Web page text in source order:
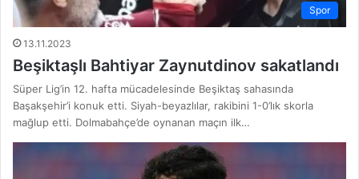
Spor
13.11.2023
Beşiktaşlı Bahtiyar Zaynutdinov sakatlandı
Süper Lig’in 12. hafta mücadelesinde Beşiktaş sahasında
Başakşehir’i konuk etti. Siyah-beyazlılar, rakibini 1-0’lık skorla
mağlup etti. Dolmabahçe’de oynanan maçın ilk…